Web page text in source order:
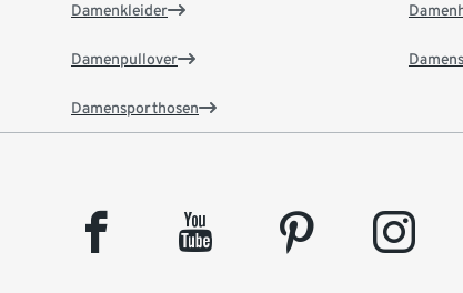
Damenkleider
Damenpullover
Damensporthosen
facebook youtube pinterest instagram